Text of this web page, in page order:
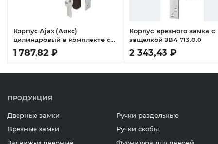
Корпус Ajax (Аякс)
цилиндровый в комплекте с
ручкой KIT GATE-2085/24 BR
коричневый
1 787,82 ₽
Корпус врезного замка с
защёлкой ЗВ4 713.0.0
2 343,43 ₽
ПРОДУКЦИЯ
Дверные замки
Врезные замки
Ручки раздельные
Ручки скобы